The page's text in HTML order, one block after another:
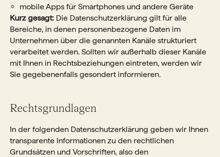
mobile Apps für Smartphones und andere Geräte
Kurz gesagt: Die Datenschutzerklärung gilt für alle
Bereiche, in denen personenbezogene Daten im
Unternehmen über die genannten Kanäle strukturiert
verarbeitet werden. Sollten wir außerhalb dieser Kanäle
mit Ihnen in Rechtsbeziehungen eintreten, werden wir
Sie gegebenenfalls gesondert informieren.
Rechtsgrundlagen
In der folgenden Datenschutzerklärung geben wir Ihnen
transparente Informationen zu den rechtlichen
Grundsätzen und Vorschriften, also den